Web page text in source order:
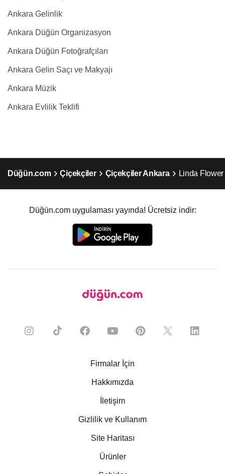
Ankara Gelinlik
Ankara Düğün Organizasyon
Ankara Düğün Fotoğrafçıları
Ankara Gelin Saçı ve Makyajı
Ankara Müzik
Ankara Evlilik Teklifi
Düğün.com Çiçekçiler Çiçekçiler Ankara Linda
Düğün.com uygulaması yayında! Ücretsiz indir:
Firmalar İçin
Hakkımızda
İletişim
Gizlilik ve Kullanım
Site Haritası
Ürünler